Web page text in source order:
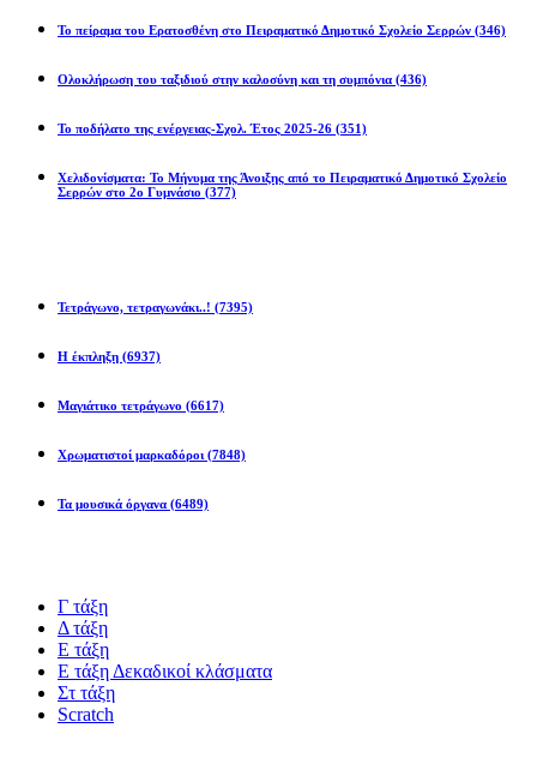
Το πείραμα του Ερατοσθένη στο Πειραματικό Δημοτικό Σχολείο Σερρών (346)
Ολοκλήρωση του ταξιδιού στην καλοσύνη και τη συμπόνια (436)
Το ποδήλατο της ενέργειας-Σχολ. Έτος 2025-26 (351)
Χελιδονίσματα: Το Μήνυμα της Άνοιξης από το Πειραματικό Δημοτικό Σχολείο
Σερρών στο 2ο Γυμνάσιο (377)
Τετράγωνο, τετραγωνάκι..! (7395)
Η έκπληξη (6937)
Μαγιάτικο τετράγωνο (6617)
Χρωματιστοί μαρκαδόροι (7848)
Τα μουσικά όργανα (6489)
Γ τάξη
Δ τάξη
Ε τάξη
Ε τάξη Δεκαδικοί κλάσματα
Στ τάξη
Scratch